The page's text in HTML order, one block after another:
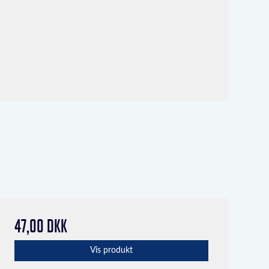
47,00 DKK
Vis produkt